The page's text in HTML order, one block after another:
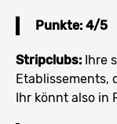
Punkte: 4/5
Stripclubs: Ihre
Etablissements,
Ihr könnt also in